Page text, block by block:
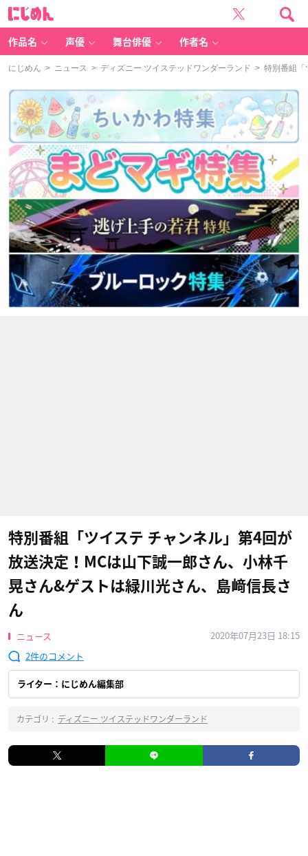
作品名 声優 舞台俳優 作者名
にじめん > ニュース > ディズニー ツイステッドワンダーランド > 特別番組「
特別番組「ツイステ チャンネル」第4回が
放送決定！MCは山下誠一郎さん、小林千
晃さん&ゲストは緑川光さん、島﨑信長さ
ん
ニュース
2020年07月23日 18:15
2
ライター：にじめん編集部
カテゴリ : ディズニー ツイステッドワンダーランド